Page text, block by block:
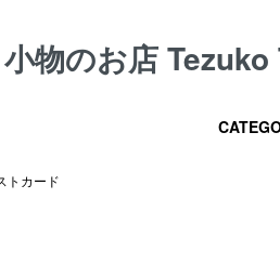
物のお店
トカード